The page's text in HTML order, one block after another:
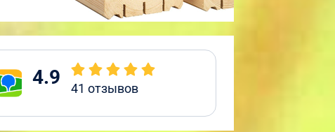
4.9 41 отзывов